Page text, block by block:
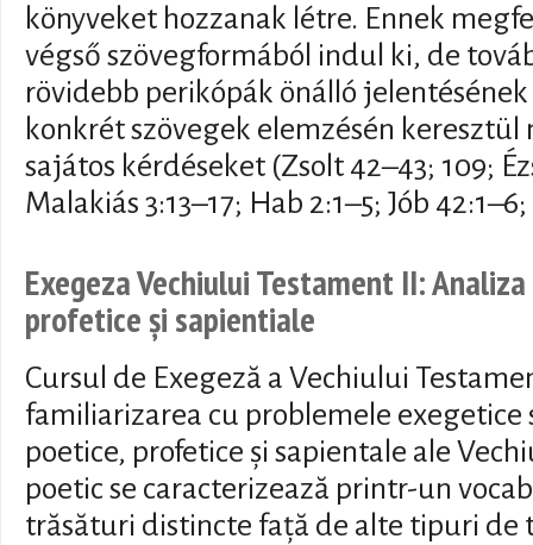
könyveket hozzanak létre. Ennek
végső szövegformából indul ki, de
rövidebb perikópák önálló
konkrét szövegek elemzésén
sajátos kérdéseket (Zsolt 42–43; 109;
Malakiás 3:13–17; Hab 2:1–5; Jób
Exegeza Vechiului Testament II:
profetice și sapientiale
Cursul de Exegeză a Vechiului
familiarizarea cu problemele
poetice, profetice și sapientale ale
poetic se caracterizează printr-un
trăsături distincte față de alte tipuri de